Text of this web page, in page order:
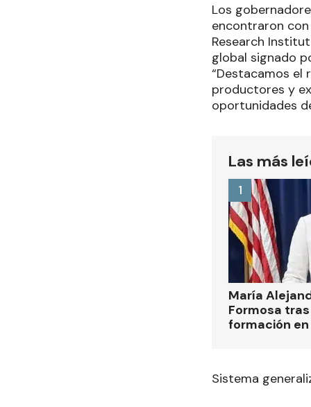
Los
encontraron
Research
global signado
“Destacamos el
productores y
oportunidades
Las más
María
Formosa
formación
1
Sistema